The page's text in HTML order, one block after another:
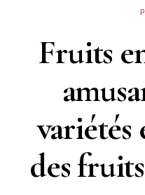
Fruits
variétés
des